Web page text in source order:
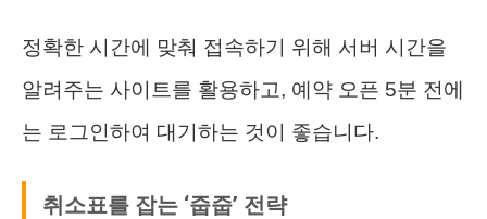
정확한 시간에 맞춰 접속하기 위해 서버 시간을
알려주는 사이트를 활용하고, 예약 오픈 5분 전에
는 로그인하여 대기하는 것이 좋습니다.
취소표를 잡는 ‘줍줍’ 전략